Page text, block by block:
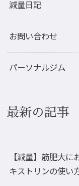
減量日記
お問い合わせ
パーソナルジム
最新の記事
【減量】筋肥大
キストリンの使い